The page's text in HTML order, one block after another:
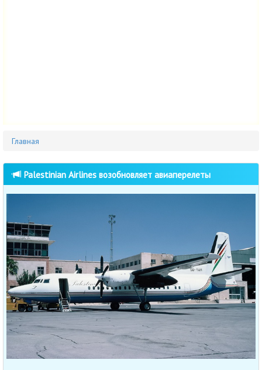
Главная
Palestinian Airlines возобновляет авиаперелеты